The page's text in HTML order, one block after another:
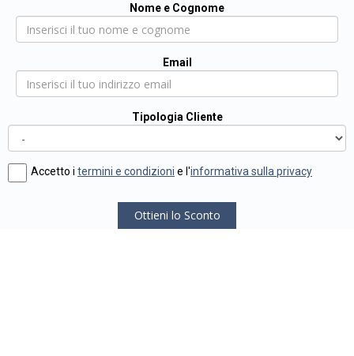
Nome e Cognome
Email
Tipologia Cliente
Accetto i termini e condizioni e l'informativa sulla privacy
Ottieni lo Sconto